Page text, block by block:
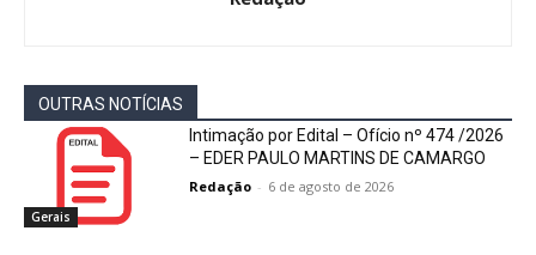
OUTRAS NOTÍCIAS
Gerais
Intimação por Edital – Ofício nº 474 /2026
– EDER PAULO MARTINS DE CAMARGO
Redação - 6 de agosto de 2026